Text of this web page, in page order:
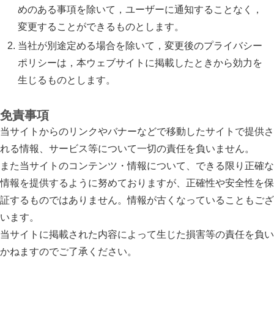
めのある事項を除いて，ユーザーに通知することなく，
変更することができるものとします。
当社が別途定める場合を除いて，変更後のプライバシー
ポリシーは，本ウェブサイトに掲載したときから効力を
生じるものとします。
免責事項
当サイトからのリンクやバナーなどで移動したサイトで提供さ
れる情報、サービス等について一切の責任を負いません。
また当サイトのコンテンツ・情報について、できる限り正確な
情報を提供するように努めておりますが、正確性や安全性を保
証するものではありません。情報が古くなっていることもござ
います。
当サイトに掲載された内容によって生じた損害等の責任を負い
かねますのでご了承ください。